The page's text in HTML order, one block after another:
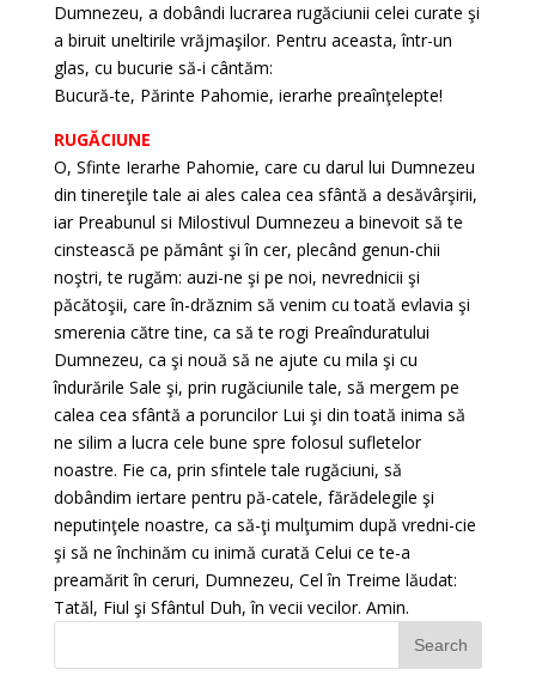
Dumnezeu, a dobândi lucrarea rugăciunii celei curate şi
a biruit uneltirile vrăjmaşilor. Pentru aceasta, într-un
glas, cu bucurie să-i cântăm:
Bucură-te, Părinte Pahomie, ierarhe preaînţelepte!
RUGĂCIUNE
O, Sfinte Ierarhe Pahomie, care cu darul lui Dumnezeu
din tinereţile tale ai ales calea cea sfântă a desăvârşirii,
iar Preabunul si Milostivul Dumnezeu a binevoit să te
cinstească pe pământ şi în cer, plecând genun-chii
noştri, te rugăm: auzi-ne şi pe noi, nevrednicii şi
păcătoşii, care în-drăznim să venim cu toată evlavia şi
smerenia către tine, ca să te rogi Preaînduratului
Dumnezeu, ca şi nouă să ne ajute cu mila şi cu
îndurările Sale şi, prin rugăciunile tale, să mergem pe
calea cea sfântă a poruncilor Lui şi din toată inima să
ne silim a lucra cele bune spre folosul sufletelor
noastre. Fie ca, prin sfintele tale rugăciuni, să
dobândim iertare pentru pă-catele, fărădelegile şi
neputinţele noastre, ca să-ţi mulţumim după vredni-cie
şi să ne închinăm cu inimă curată Celui ce te-a
preamărit în ceruri, Dumnezeu, Cel în Treime lăudat:
Tatăl, Fiul şi Sfântul Duh, în vecii vecilor. Amin.